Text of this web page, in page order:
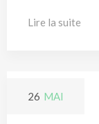
Lire la suite
26 MAI